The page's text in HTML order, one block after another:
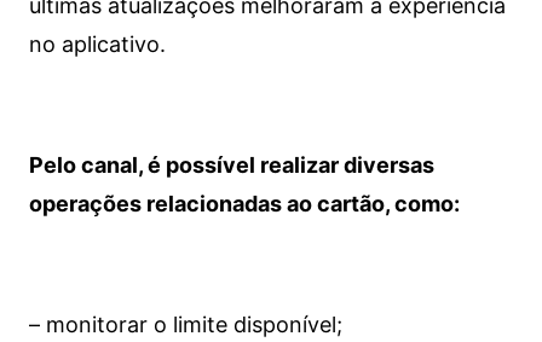
últimas atualizações melhoraram a experiência
no aplicativo.
Pelo canal, é possível realizar diversas
operações relacionadas ao cartão, como:
– monitorar o limite disponível;